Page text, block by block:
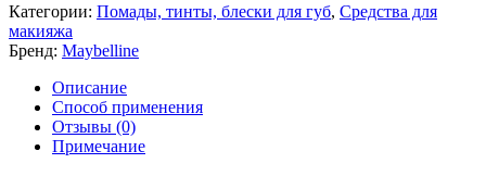
Категории: Помады, тинты, блески для губ, Средства для
макияжа
Бренд: Maybelline
Описание
Способ применения
Отзывы (0)
Примечание